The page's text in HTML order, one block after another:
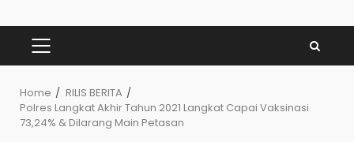
PRIMARY
MENU
Home
RILIS BERITA
Polres Langkat Akhir Tahun 2021 Langkat Capai Vaksinasi
73,24% & Dilarang Main Petasan